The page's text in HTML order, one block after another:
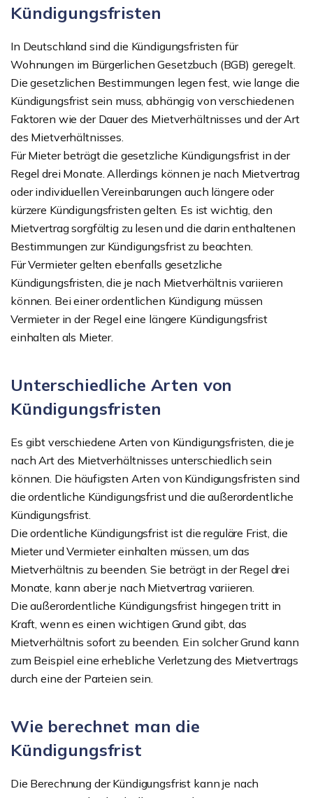
Kündigungsfristen
In Deutschland sind die Kündigungsfristen für
Wohnungen im Bürgerlichen Gesetzbuch (BGB) geregelt.
Die gesetzlichen Bestimmungen legen fest, wie lange die
Kündigungsfrist sein muss, abhängig von verschiedenen
Faktoren wie der Dauer des Mietverhältnisses und der Art
des Mietverhältnisses.
Für Mieter beträgt die gesetzliche Kündigungsfrist in der
Regel drei Monate. Allerdings können je nach Mietvertrag
oder individuellen Vereinbarungen auch längere oder
kürzere Kündigungsfristen gelten. Es ist wichtig, den
Mietvertrag sorgfältig zu lesen und die darin enthaltenen
Bestimmungen zur Kündigungsfrist zu beachten.
Für Vermieter gelten ebenfalls gesetzliche
Kündigungsfristen, die je nach Mietverhältnis variieren
können. Bei einer ordentlichen Kündigung müssen
Vermieter in der Regel eine längere Kündigungsfrist
einhalten als Mieter.
Unterschiedliche Arten von
Kündigungsfristen
Es gibt verschiedene Arten von Kündigungsfristen, die je
nach Art des Mietverhältnisses unterschiedlich sein
können. Die häufigsten Arten von Kündigungsfristen sind
die ordentliche Kündigungsfrist und die außerordentliche
Kündigungsfrist.
Die ordentliche Kündigungsfrist ist die reguläre Frist, die
Mieter und Vermieter einhalten müssen, um das
Mietverhältnis zu beenden. Sie beträgt in der Regel drei
Monate, kann aber je nach Mietvertrag variieren.
Die außerordentliche Kündigungsfrist hingegen tritt in
Kraft, wenn es einen wichtigen Grund gibt, das
Mietverhältnis sofort zu beenden. Ein solcher Grund kann
zum Beispiel eine erhebliche Verletzung des Mietvertrags
durch eine der Parteien sein.
Wie berechnet man die
Kündigungsfrist
Die Berechnung der Kündigungsfrist kann je nach